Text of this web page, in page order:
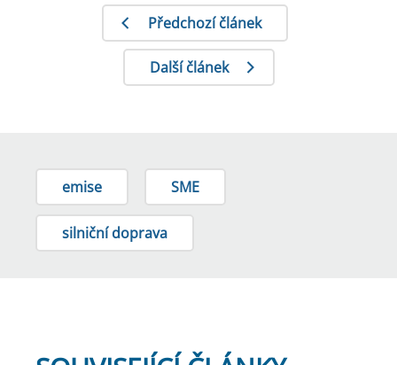
Předchozí článek
Další článek
emise SME
silniční doprava